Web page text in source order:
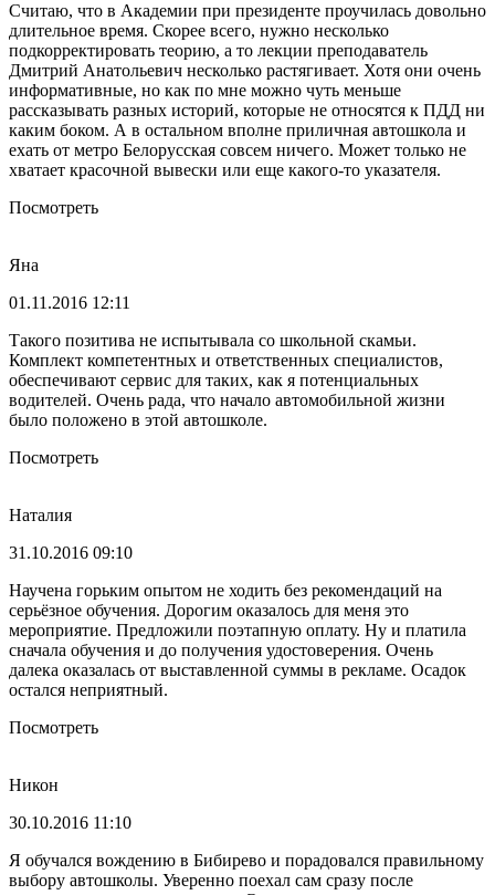
Считаю, что в Академии при президенте проучилась довольно
длительное время. Скорее всего, нужно несколько
подкорректировать теорию, а то лекции преподаватель
Дмитрий Анатольевич несколько растягивает. Хотя они очень
информативные, но как по мне можно чуть меньше
рассказывать разных историй, которые не относятся к ПДД ни
каким боком. А в остальном вполне приличная автошкола и
ехать от метро Белорусская совсем ничего. Может только не
хватает красочной вывески или еще какого-то указателя.
Посмотреть
Яна
01.11.2016 12:11
Такого позитива не испытывала со школьной скамьи.
Комплект компетентных и ответственных специалистов,
обеспечивают сервис для таких, как я потенциальных
водителей. Очень рада, что начало автомобильной жизни
было положено в этой автошколе.
Посмотреть
Наталия
31.10.2016 09:10
Научена горьким опытом не ходить без рекомендаций на
серьёзное обучения. Дорогим оказалось для меня это
мероприятие. Предложили поэтапную оплату. Ну и платила
сначала обучения и до получения удостоверения. Очень
далека оказалась от выставленной суммы в рекламе. Осадок
остался неприятный.
Посмотреть
Никон
30.10.2016 11:10
Я обучался вождению в Бибирево и порадовался правильному
выбору автошколы. Уверенно поехал сам сразу после